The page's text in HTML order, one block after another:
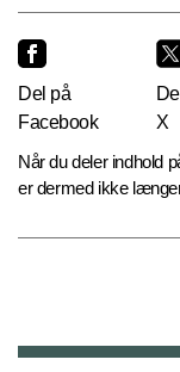
Del på
Facebook
X
Når du deler indhold
er dermed ikke